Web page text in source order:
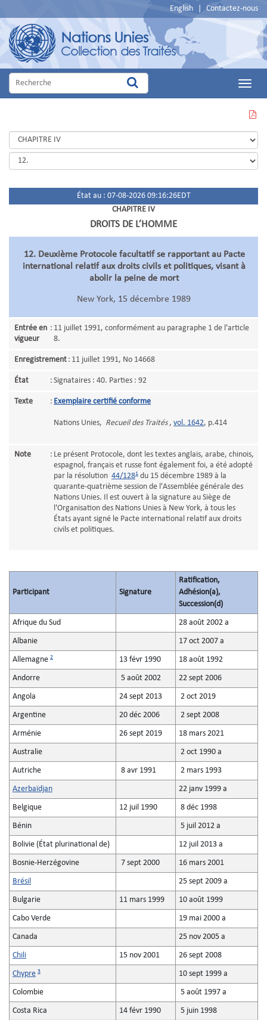
English Contactez-nous
Main
CETTE
PAGE
EN
PDF
État au : 07-08-2026 09:16:26EDT
CHAPITRE IV
DROITS DE L’HOMME
12. Deuxième Protocole facultatif se rapportant au Pacte
international relatif aux droits civils et politiques, visant à
abolir la peine de mort
New York, 15 décembre 1989
Entrée en
vigueur
: 11 juillet 1991, conformément au paragraphe 1 de l'article
8.
Enregistrement : 11 juillet 1991, No 14668
État : Signataires : 40. Parties : 92
Texte : Exemplaire certifié conforme
Nations Unies, Recueil des Traités, vol. 1642, p.414
Note : Le présent Protocole, dont les textes anglais, arabe, chinois,
espagnol, français et russe font également foi, a été adopté
par la résolution 44/1281 du 15 décembre 1989 à la
quarante-quatrième session de l'Assemblée générale des
Nations Unies. Il est ouvert à la signature au Siège de
l'Organisation des Nations Unies à New York, à tous les
États ayant signé le Pacte international relatif aux droits
civils et politiques.
Participant Signature
Ratification,
Adhésion(a),
Succession(d)
Afrique du Sud 28 août 2002 a
Albanie 17 oct 2007 a
Allemagne 2 13 févr 1990 18 août 1992
Andorre 5 août 2002 22 sept 2006
Angola 24 sept 2013 2 oct 2019
Argentine 20 déc 2006 2 sept 2008
Arménie 26 sept 2019 18 mars 2021
Australie 2 oct 1990 a
Autriche 8 avr 1991 2 mars 1993
Azerbaïdjan 22 janv 1999 a
Belgique 12 juil 1990 8 déc 1998
Bénin 5 juil 2012 a
Bolivie (État plurinational de) 12 juil 2013 a
Bosnie-Herzégovine 7 sept 2000 16 mars 2001
Brésil 25 sept 2009 a
Bulgarie 11 mars 1999 10 août 1999
Cabo Verde 19 mai 2000 a
Canada 25 nov 2005 a
Chili 15 nov 2001 26 sept 2008
Chypre 3 10 sept 1999 a
Colombie 5 août 1997 a
Costa Rica 14 févr 1990 5 juin 1998